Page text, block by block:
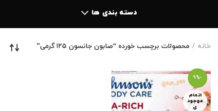
دسته بندی ها
خانه محصولات برچسب خورده “صابون جانسون ۱۲۵ گرمی”
-9%
اتمام
موجود
ی